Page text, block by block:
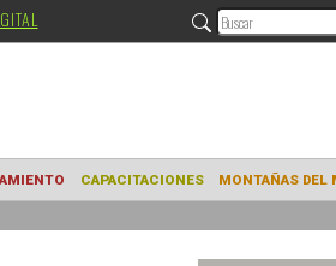
ENTRENAMIENTO CAPACITACIONES